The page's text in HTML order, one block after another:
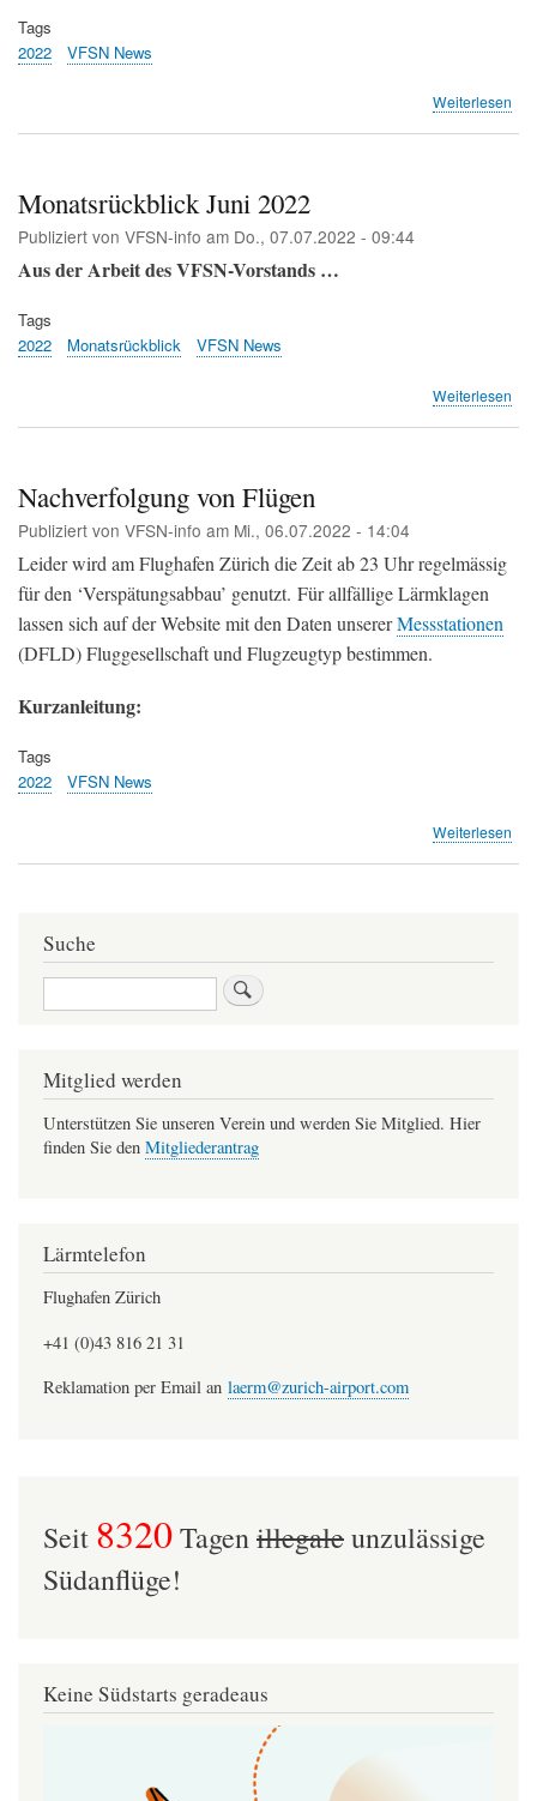
Tags
2022
VFSN News
Weiterlesen
Monatsrückblick Juni 2022
Publiziert von VFSN-info am Do., 07.07.2022 - 09:44
Aus der Arbeit des VFSN-Vorstands …
Tags
2022
Monatsrückblick VFSN News
Weiterlesen
Nachverfolgung von Flügen
Publiziert von VFSN-info am Mi., 06.07.2022 - 14:04
Leider wird am Flughafen Zürich die Zeit ab 23 Uhr regelmässig
für den ‘Verspätungsabbau’ genutzt. Für allfällige Lärmklagen
lassen sich auf der Website mit den Daten unsererMessstationen
(DFLD) Fluggesellschaft und Flugzeugtyp bestimmen.
Kurzanleitung:
Tags
2022
VFSN News
Weiterlesen
Suche
Suche
Mitglied werden
Unterstützen Sie unseren Verein und werden Sie Mitglied. Hier
finden Sie den Mitgliederantrag
Lärmtelefon
Flughafen Zürich
+41 (0)43 816 21 31
Reklamation per Email an laerm@zurich-airport.com
Seit 8320Tagenillegaleunzulässige
Südanflüge!
Keine Südstarts geradeaus